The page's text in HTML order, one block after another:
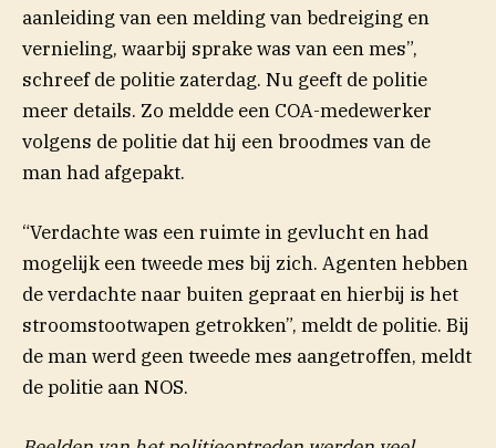
aanleiding van een melding van bedreiging en
vernieling, waarbij sprake was van een mes”,
schreef de politie zaterdag. Nu geeft de politie
meer details. Zo meldde een COA-medewerker
volgens de politie dat hij een broodmes van de
man had afgepakt.
“Verdachte was een ruimte in gevlucht en had
mogelijk een tweede mes bij zich. Agenten hebben
de verdachte naar buiten gepraat en hierbij is het
stroomstootwapen getrokken”, meldt de politie. Bij
de man werd geen tweede mes aangetroffen, meldt
de politie aan NOS.